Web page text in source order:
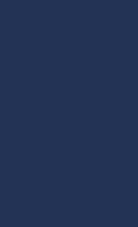
possa casar, acho o
sim, ora não, creio
reinos — dor não é
pedigree, já a minha
meu mil avô. Vai ser
Mulher é
Drummond de
ela pensa a
é igual à sua,
profundo.
para refletir e
e dá
de
de um ciclo
Em caso
inibe a
estimulante),
folículos ovarianos.
menstruação e o
c)A ação conjunta
induz a
do ciclo menstrual.
Metáfase I da